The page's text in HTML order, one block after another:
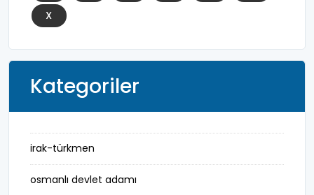
X
Kategoriler
irak-türkmen
osmanlı devlet adamı